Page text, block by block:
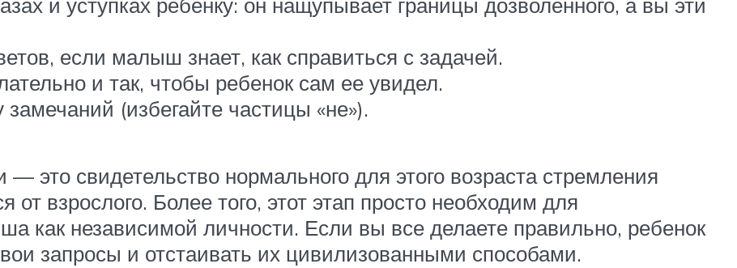
если малыш знает, как справиться с задачей.
и так, чтобы ребенок сам ее увидел.
(избегайте частицы «не»).
это свидетельство нормального для этого возраста стремления
от взрослого. Более того, этот этап просто необходим для
как независимой личности. Если вы все делаете правильно, ребенок
запросы и отстаивать их цивилизованными способами.